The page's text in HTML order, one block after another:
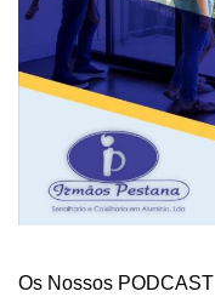
Os Nossos PODCAST